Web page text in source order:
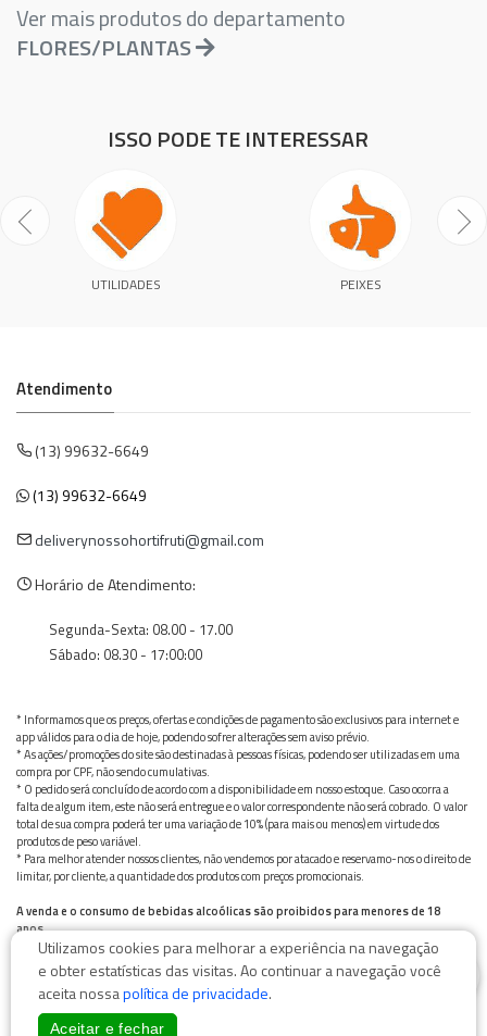
Ver mais produtos do departamento
FLORES/PLANTAS
ISSO PODE TE INTERESSAR
UTILIDADES PEIXES
Atendimento
(13) 99632-6649
(13) 99632-6649
deliverynossohortifruti@gmail.com
Horário de Atendimento:
Segunda-Sexta: 08.00 - 17.00
Sábado: 08.30 - 17:00:00
* Informamos que os preços, ofertas e condições de pagamento são exclusivos para internet e
app válidos para o dia de hoje, podendo sofrer alterações sem aviso prévio.
* As ações/promoções do site são destinadas à pessoas físicas, podendo ser utilizadas em uma
compra por CPF, não sendo cumulativas.
* O pedido será concluído de acordo com a disponibilidade em nosso estoque. Caso ocorra a
falta de algum item, este não será entregue e o valor correspondente não será cobrado. O valor
total de sua compra poderá ter uma variação de 10% (para mais ou menos) em virtude dos
produtos de peso variável.
* Para melhor atender nossos clientes, não vendemos por atacado e reservamo-nos o direito de
limitar, por cliente, a quantidade dos produtos com preços promocionais.
A venda e o consumo de bebidas alcoólicas são proibidos para menores de 18
anos.
Bebida alcoólica pode causar dependência química e, em excesso, provoca graves males à saúde.
Beba com moderação
Utilizamos cookies para melhorar a experiência na navegação
e obter estatísticas das visitas. Ao continuar a navegação você
aceita nossapolítica de privacidade.
Aceitar e fechar